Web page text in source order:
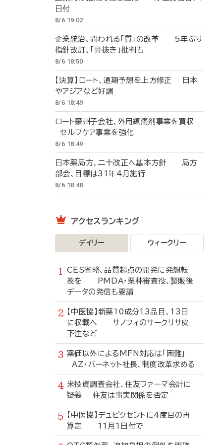
日付
8/6 19:02
企業統治、問われる「質」の改革 5年ぶり
指針改訂、「骨抜き」批判も
8/6 18:50
【決算】ロート、通期予想を上方修正 日本
やアジアなど好調
8/6 18:49
ロート豪州子会社、外用鎮痛剤事業を買収
セルフケア事業を強化
8/6 18:49
日本薬局方、二十改正へ基本方針 局方
部会、目標は31年4月施行
8/6 18:48
アクセスランキング
デイリー ウィークリー
CES省略、品質起点の開発に発想転
換を PMDA・栗林審査役、製販後
データの発信も要請
【中医協】新薬10成分13品目、13日
に収載へ サノフィのサークリサ皮
下注など
薬価以外によるMFN対応は「困難」
AZ・バーネット社長、制度改革求める
米投資調査会社、住友ファーマ会計に
疑義 住友は事実関係を否定
【中医協】デュピクセントに4度目の再
算定 11月1日付で